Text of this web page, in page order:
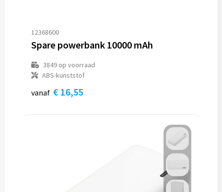
12368600
Spare powerbank 10000 mAh
3849op voorraad
ABS-kunststof
vanaf € 16,55